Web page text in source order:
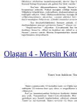
Olagan 4 - Mersin